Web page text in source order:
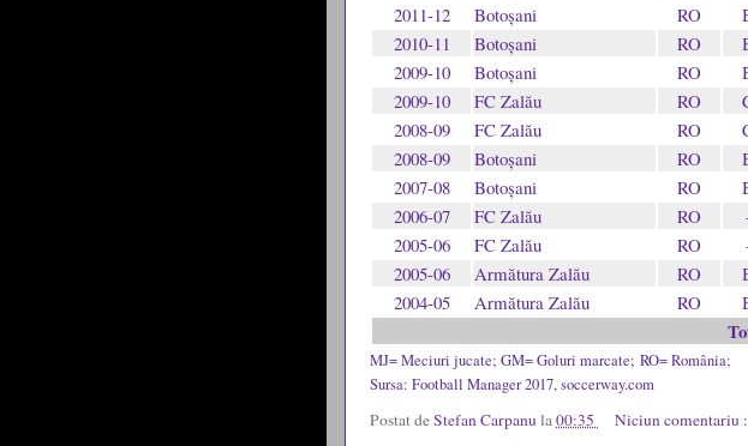
2011-12
Botoșani RO
2010-11
Botoșani RO
2009-10
Botoșani RO
2009-10
FC Zalău RO
2008-09
FC Zalău RO
2008-09
Botoșani RO
2007-08
Botoșani RO
2006-07
FC Zalău RO
2005-06
FC Zalău RO
2005-06
Armătura Zalău RO
2004-05
Armătura Zalău RO
MJ= Meciuri jucate; GM= Goluri marcate; RO= România;
Sursa: Football Manager 2017, soccerway.com
Postat deStefan Carpanula00:35
Niciun comentariu :